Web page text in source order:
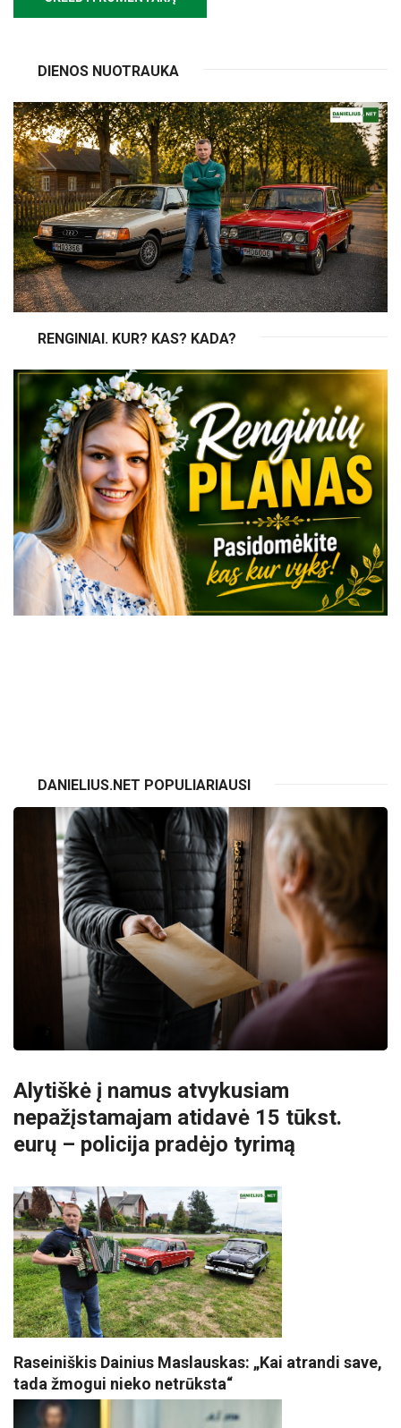
DIENOS NUOTRAUKA
RENGINIAI. KUR? KAS? KADA?
DANIELIUS.NET POPULIARIAUSI
Alytiškė į namus atvykusiam
nepažįstamajam atidavė 15 tūkst.
eurų – policija pradėjo tyrimą
Raseiniškis Dainius Maslauskas: „Kai atrandi save,
tada žmogui nieko netrūksta“